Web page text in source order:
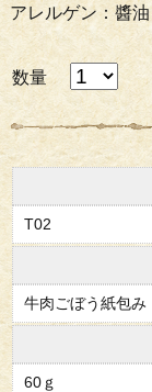
アレルゲン：醬
数量
T02
牛肉ごぼう紙包み
60ｇ